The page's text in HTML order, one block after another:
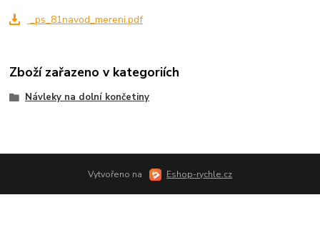
_ps_81navod_mereni.pdf
Zboží zařazeno v kategoriích
Návleky na dolní končetiny
Vytvořeno na Eshop-rychle.cz